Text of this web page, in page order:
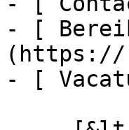
- [
(https://
- [